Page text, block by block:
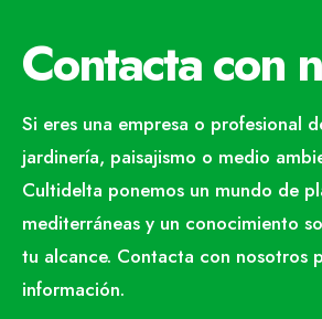
Contacta con
Si eres una empresa o profesional
jardinería, paisajismo o medio
Cultidelta ponemos un mundo de
mediterráneas y un conocimiento
tu alcance. Contacta con nosotros
información.